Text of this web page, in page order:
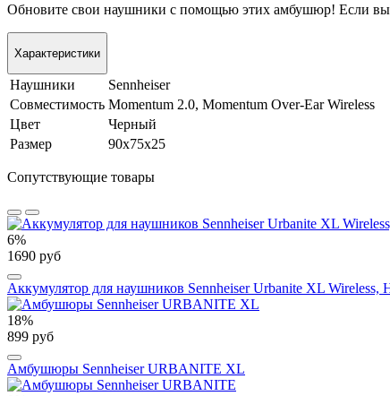
Обновите свои наушники с помощью этих амбушюр! Если вы
Характеристики
Наушники
Sennheiser
Совместимость Momentum 2.0, Momentum Over-Ear Wireless
Цвет
Черный
Размер
90х75х25
Сопутствующие товары
6%
1690 руб
Аккумулятор для наушников Sennheiser Urbanite XL Wireless,
18%
899 руб
Амбушюры Sennheiser URBANITE XL